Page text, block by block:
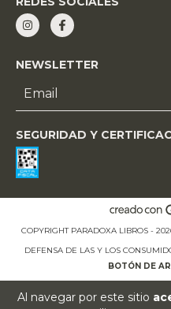
Al navegar por este sitio
NEWSLETTER
SEGURIDAD Y
COPYRIGHT PARADOXA LIBROS -
DEFENSA DE LAS Y LOS
BOTÓN DE